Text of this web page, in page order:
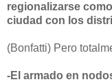
regionalizarse
ciudad con los
(Bonfatti) Pero
-El armado en